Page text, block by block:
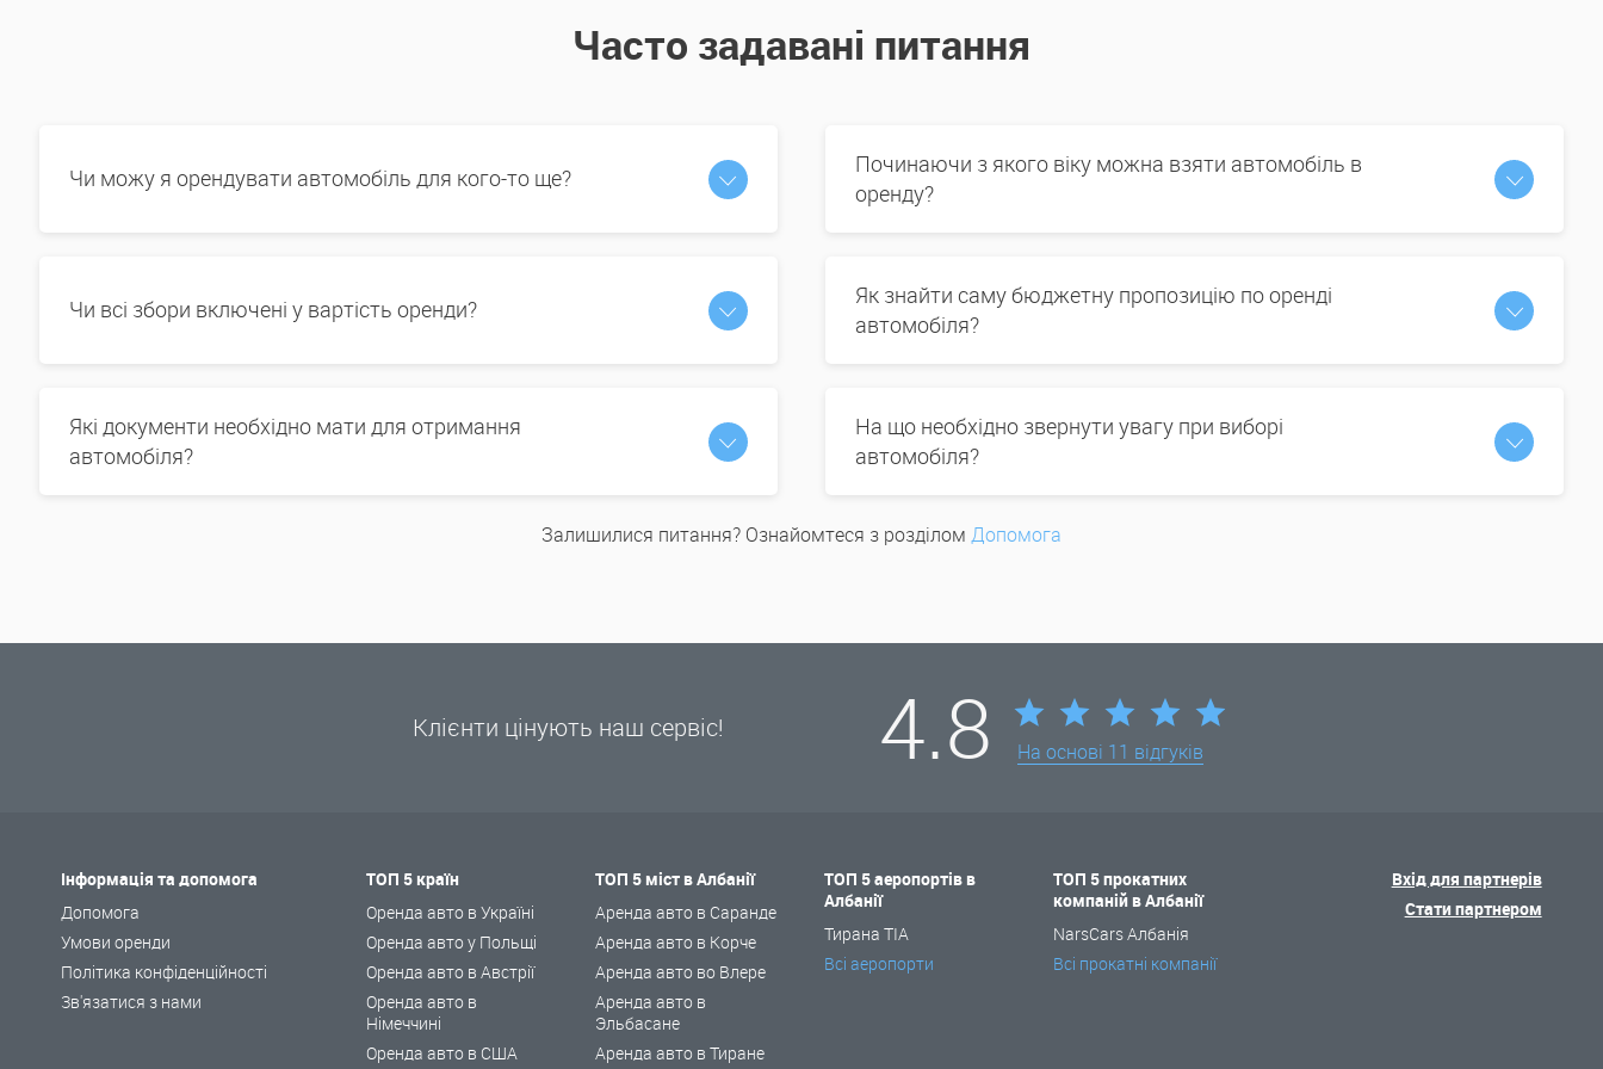
Часто задавані питання
Чи можу я орендувати автомобіль для кого-то ще?
Починаючи з якого віку можна взяти автомобіль в
оренду?
Чи всі збори включені у вартість оренди?
Як знайти саму бюджетну пропозицію по оренді
автомобіля?
Які документи необхідно мати для отримання
автомобіля?
На що необхідно звернути увагу при виборі
автомобіля?
Залишилися питання? Ознайомтеся з розділом Допомога
Клієнти цінують наш сервіс! 4.8 На основі 11 відгуків
Інформація та допомога
Допомога
Умови оренди
Політика конфіденційності
Зв'язатися з нами
ТОП 5 країн
Оренда авто в Україні
Оренда авто у Польщі
Оренда авто в Австрії
Оренда авто в
Німеччині
Оренда авто в США
ТОП 5 міст в Албанії
Аренда авто в Саранде
Аренда авто в Корче
Аренда авто во Влере
Аренда авто в
Эльбасане
Аренда авто в Тиране
ТОП 5 аеропортів в
Албанії
Тирана TIA
Всі аеропорти
ТОП 5 прокатних
компаній в Албанії
NarsCars Албанія
Всі прокатні компанії
Вхід для партнерів
Стати партнером